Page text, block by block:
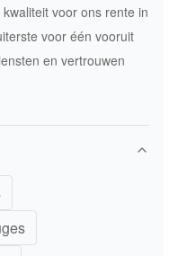
voor ons rente in
voor één vooruit
en vertrouwen